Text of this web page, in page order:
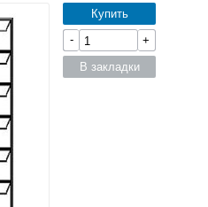
Купить
-
+
В закладки